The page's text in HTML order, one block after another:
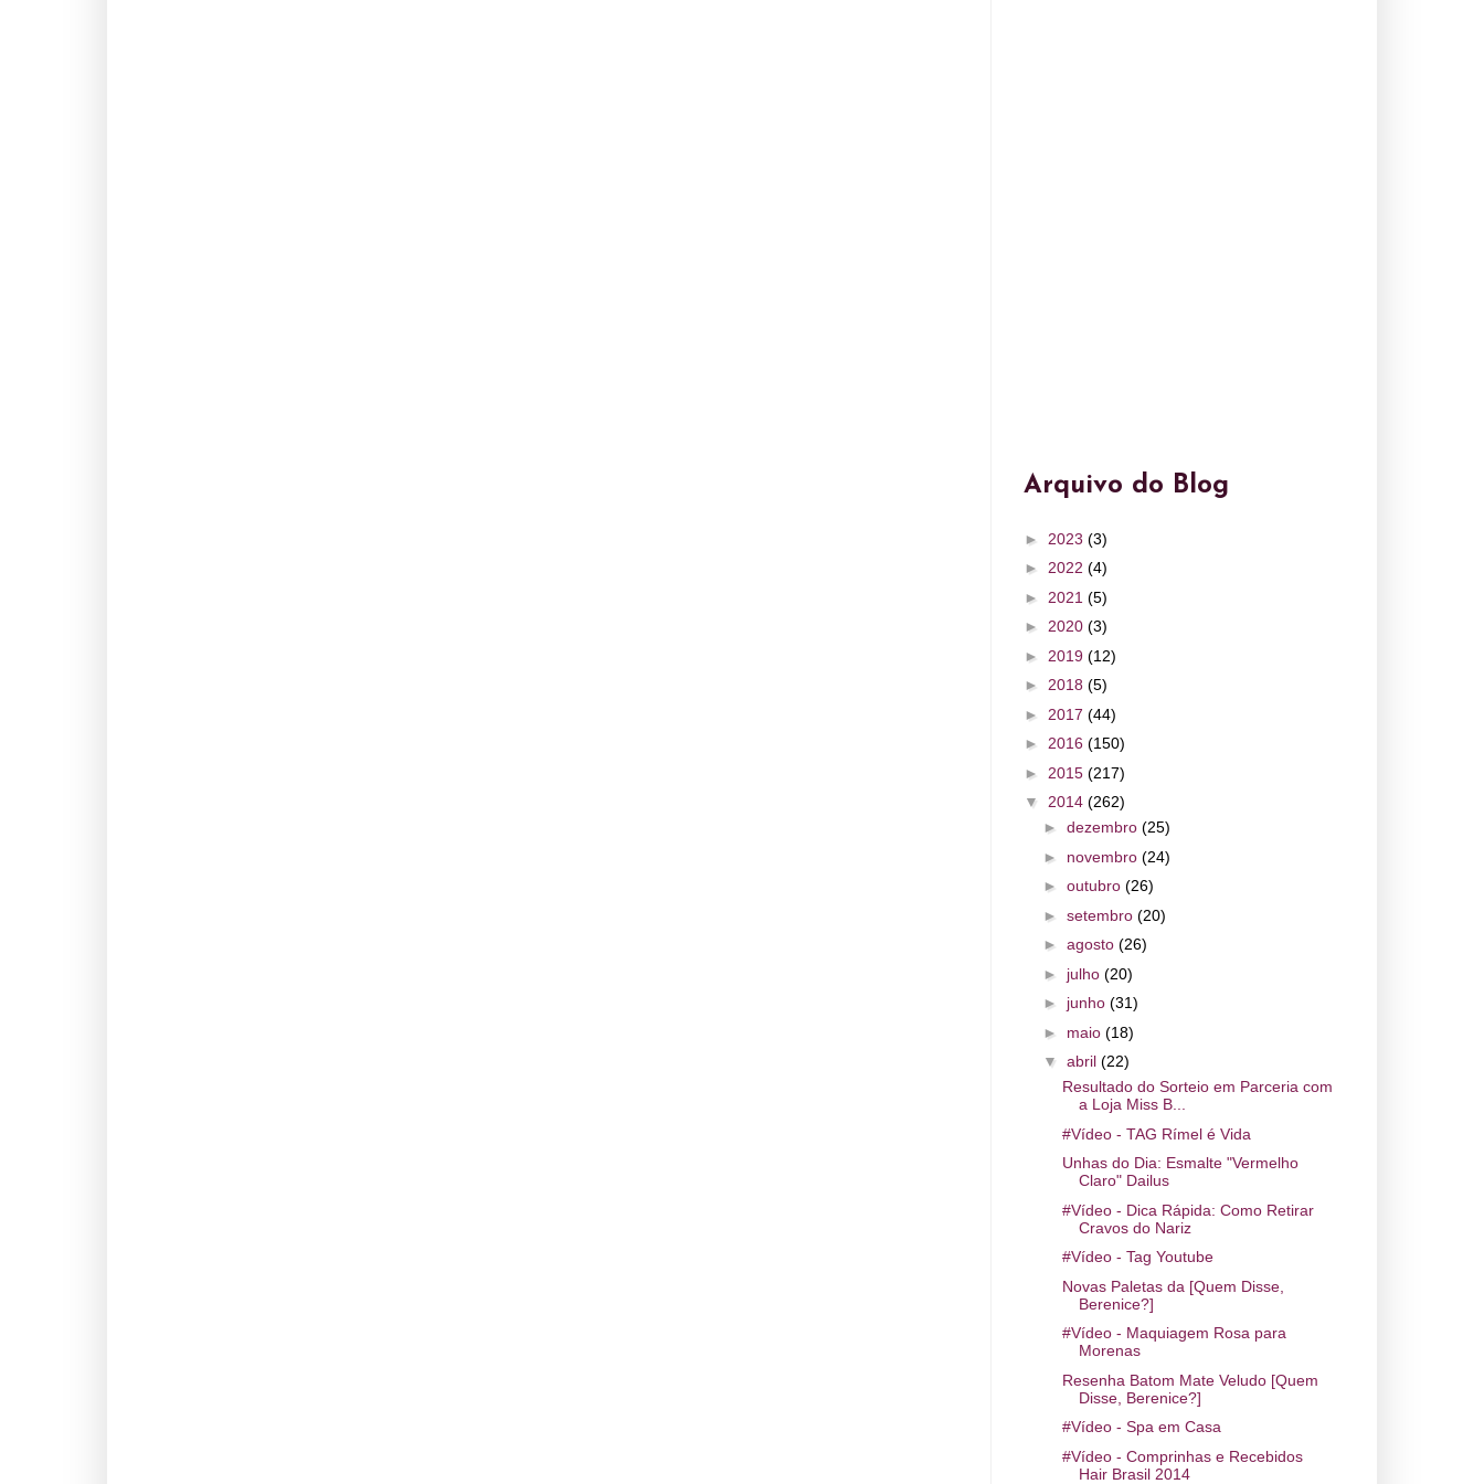
Arquivo do Blog
► 2023 (3)
► 2022 (4)
► 2021 (5)
► 2020 (3)
► 2019 (12)
► 2018 (5)
► 2017 (44)
► 2016 (150)
► 2015 (217)
▼ 2014 (262)
► dezembro (25)
► novembro (24)
► outubro (26)
► setembro (20)
► agosto (26)
► julho (20)
► junho (31)
► maio (18)
▼ abril (22)
Resultado do Sorteio em Parceria com
a Loja Miss B...
#Vídeo - TAG Rímel é Vida
Unhas do Dia: Esmalte "Vermelho
Claro" Dailus
#Vídeo - Dica Rápida: Como Retirar
Cravos do Nariz
#Vídeo - Tag Youtube
Novas Paletas da [Quem Disse,
Berenice?]
#Vídeo - Maquiagem Rosa para
Morenas
Resenha Batom Mate Veludo [Quem
Disse, Berenice?]
#Vídeo - Spa em Casa
#Vídeo - Comprinhas e Recebidos
Hair Brasil 2014